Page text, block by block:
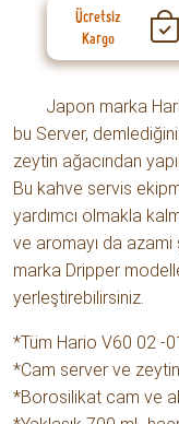
Ücretsiz
Kargo
Japon marka
bu Server,
zeytin ağacından
Bu kahve servis
yardımcı olmakla
ve aromayı da
marka Dripper
yerleştirebilirsiniz.
*Tüm Hario V60 02 -
*Cam server ve
*Borosilikat cam ve